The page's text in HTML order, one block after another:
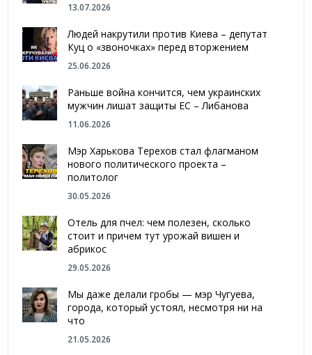
13.07.2026
Людей накрутили против Киева – депутат
Куц о «звоночках» перед вторжением
25.06.2026
Раньше война кончится, чем украинских
мужчин лишат защиты ЕС – Либанова
11.06.2026
Мэр Харькова Терехов стал флагманом
нового политического проекта –
политолог
30.05.2026
Отель для пчел: чем полезен, сколько
стоит и причем тут урожай вишен и
абрикос
29.05.2026
Мы даже делали гробы — мэр Чугуева,
города, который устоял, несмотря ни на
что
21.05.2026